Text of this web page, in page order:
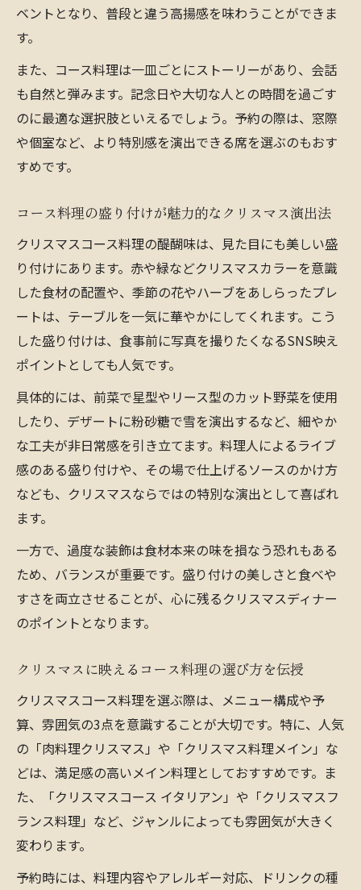
ベントとなり、普段と違う高揚感を味わうことができま
す。
また、コース料理は一皿ごとにストーリーがあり、会話
も自然と弾みます。記念日や大切な人との時間を過ごす
のに最適な選択肢といえるでしょう。予約の際は、窓際
や個室など、より特別感を演出できる席を選ぶのもおす
すめです。
コース料理の盛り付けが魅力的なクリスマス演出法
クリスマスコース料理の醍醐味は、見た目にも美しい盛
り付けにあります。赤や緑などクリスマスカラーを意識
した食材の配置や、季節の花やハーブをあしらったプレ
ートは、テーブルを一気に華やかにしてくれます。こう
した盛り付けは、食事前に写真を撮りたくなるSNS映え
ポイントとしても人気です。
具体的には、前菜で星型やリース型のカット野菜を使用
したり、デザートに粉砂糖で雪を演出するなど、細やか
な工夫が非日常感を引き立てます。料理人によるライブ
感のある盛り付けや、その場で仕上げるソースのかけ方
なども、クリスマスならではの特別な演出として喜ばれ
ます。
一方で、過度な装飾は食材本来の味を損なう恐れもある
ため、バランスが重要です。盛り付けの美しさと食べや
すさを両立させることが、心に残るクリスマスディナー
のポイントとなります。
クリスマスに映えるコース料理の選び方を伝授
クリスマスコース料理を選ぶ際は、メニュー構成や予
算、雰囲気の3点を意識することが大切です。特に、人気
の「肉料理クリスマス」や「クリスマス料理メイン」な
どは、満足感の高いメイン料理としておすすめです。ま
た、「クリスマスコース イタリアン」や「クリスマスフ
ランス料理」など、ジャンルによっても雰囲気が大きく
変わります。
予約時には、料理内容やアレルギー対応、ドリンクの種